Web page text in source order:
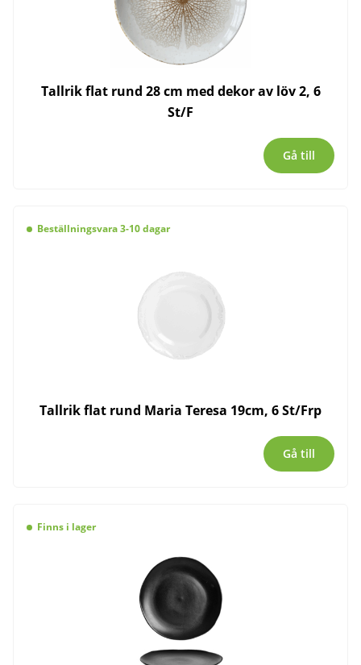
Tallrik flat rund 28 cm med dekor av löv 2, 6
St/F
Gå till
Beställningsvara 3-10 dagar
Tallrik flat rund Maria Teresa 19cm, 6 St/Frp
Gå till
Finns i lager